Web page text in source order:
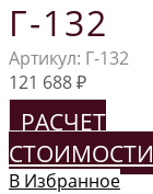
Г-132
Артикул: Г-132
121 688₽
РАСЧЕТ
СТОИМОСТИ
В Избранное